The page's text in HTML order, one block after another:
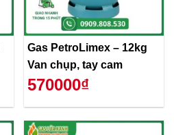
Gas PetroLimex – 12kg
Van chụp, tay cam
570000₫